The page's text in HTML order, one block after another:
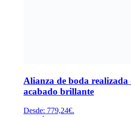
Alianza de boda
acabado brillante
Desde: 779,24€.